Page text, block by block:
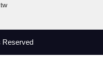
Reserved